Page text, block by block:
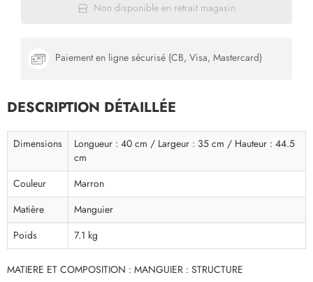
Non disponible en retrait magasin
Paiement en ligne sécurisé (CB, Visa, Mastercard)
DESCRIPTION DÉTAILLÉE
Dimensions
Longueur : 40 cm / Largeur : 35 cm / Hauteur : 44.5
cm
Couleur
Marron
Matière
Manguier
Poids
7.1 kg
MATIERE ET COMPOSITION : MANGUIER : STRUCTURE